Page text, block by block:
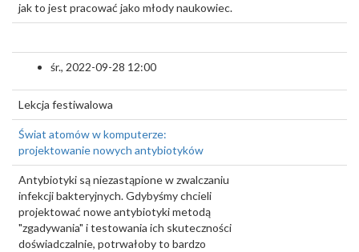
jak to jest pracować jako młody naukowiec.
śr., 2022-09-28 12:00
Lekcja festiwalowa
Świat atomów w komputerze:
projektowanie nowych antybiotyków
Antybiotyki są niezastąpione w zwalczaniu
infekcji bakteryjnych. Gdybyśmy chcieli
projektować nowe antybiotyki metodą
"zgadywania" i testowania ich skuteczności
doświadczalnie, potrwałoby to bardzo